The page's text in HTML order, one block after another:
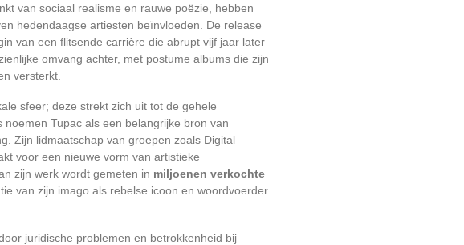
van sociaal realisme en rauwe poëzie, hebben
hedendaagse artiesten beïnvloeden. De release
van een flitsende carrière die abrupt vijf jaar later
omvang achter, met postume albums die zijn
versterkt.
sfeer; deze strekt zich uit tot de gehele
Tupac als een belangrijke bron van
Zijn lidmaatschap van groepen zoals Digital
voor een nieuwe vorm van artistieke
zijn werk wordt gemeten in miljoenen verkochte
van zijn imago als rebelse icoon en woordvoerder
juridische problemen en betrokkenheid bij